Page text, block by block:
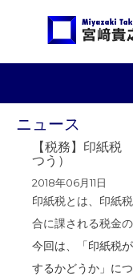
ニュース
【税務】印紙
つう）
2018年06月11日
印紙税とは、印紙
合に課される税金
今回は、「印紙税
するかどうか」に